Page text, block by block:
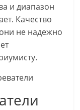
и диапазон
Качество
не надежно